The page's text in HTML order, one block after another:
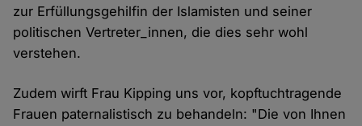
zur Erfüllungsgehilfin der Islamisten und seiner
politischen Vertreter_innen, die dies sehr wohl
verstehen.
Zudem wirft Frau Kipping uns vor, kopftuchtragende
Frauen paternalistisch zu behandeln: "Die von Ihnen